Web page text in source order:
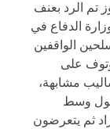
وفي 27 يوليو/تموز تم الرد بعنف
الدفاع في
الواقفين
على
مشابهة،
وسط
ثم يتعرضون